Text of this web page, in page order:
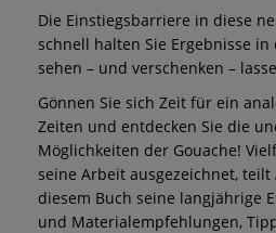
Die Einstiegsbarriere in diese
schnell halten Sie Ergebnisse in
sehen – und verschenken –
Gönnen Sie sich Zeit für ein
Zeiten und entdecken Sie die
Möglichkeiten der Gouache!
seine Arbeit ausgezeichnet, teilt
diesem Buch seine langjährige
und Materialempfehlungen,